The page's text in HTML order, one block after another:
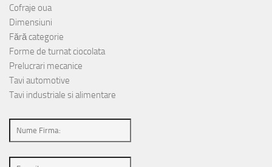
Cofraje oua
Dimensiuni
Fără categorie
Forme de turnat ciocolata
Prelucrari mecanice
Tavi automotive
Tavi industriale si alimentare